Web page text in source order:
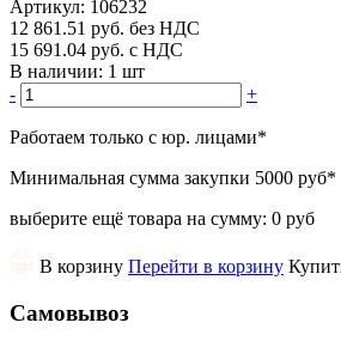
Артикул: 106232
12 861.51 руб. без НДС
15 691.04 руб. с НДС
В наличии: 1 шт
-
+
Работаем только с юр. лицами*
Минимальная сумма закупки 5000 руб*
выберите ещё товара на сумму: 0 руб
В корзину Перейти в корзину
Самовывоз